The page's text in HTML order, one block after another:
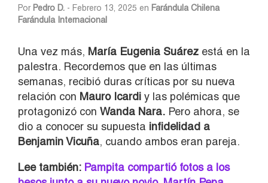
Por Pedro D. - Febrero 13, 2025 en Farándula Chilena
Farándula Internacional
Una vez más, María Eugenia Suárez está en la
palestra. Recordemos que en las últimas
semanas, recibió duras críticas por su nueva
relación con Mauro Icardi y las polémicas que
protagonizó con Wanda Nara. Pero ahora, se
dio a conocer su supuesta infidelidad a
Benjamin Vicuña, cuando ambos eran pareja.
Lee también: Pampita compartió fotos a los